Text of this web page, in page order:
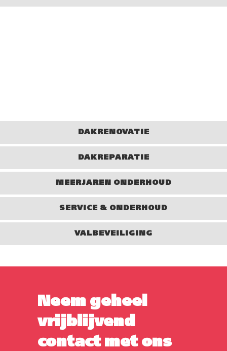
DAKRENOVATIE
DAKREPARATIE
MEERJAREN ONDERHOUD
SERVICE & ONDERHOUD
VALBEVEILIGING
Neem geheel
vrijblijvend
contact met ons